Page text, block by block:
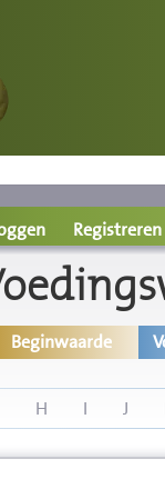
Registreren
Beginwaarde
H I J